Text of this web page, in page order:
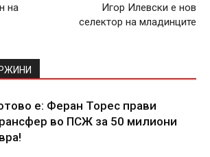
на
Игор Илевски е нов
селектор на младинците
е: Феран Торес прави
во ПСЖ за 50 милиони